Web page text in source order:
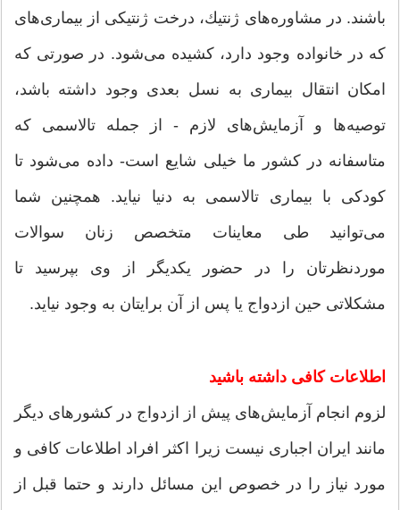
باشند. در مشاوره‌های ژنتیك، درخت ژنتیكی از بیماری‌های
كه در خانواده وجود دارد، كشیده می‌شود. در صورتی كه
امكان انتقال بیماری به نسل بعدی وجود داشته باشد،
توصیه‌ها و آزمایش‌های لازم - از جمله تالاسمی كه
متاسفانه در كشور ما خیلی شایع است- داده می‌شود تا
كودكی با بیماری تالاسمی به دنیا نیاید. همچنین شما
می‌توانید طی معاینات متخصص زنان سوالات
موردنظرتان را در حضور یكدیگر از وی بپرسید تا
مشكلاتی حین ازدواج یا پس از آن برایتان به وجود نیاید.
اطلاعات كافی داشته باشید
لزوم انجام آزمایش‌های پیش از ازدواج در كشورهای دیگر
مانند ایران اجباری نیست زیرا اكثر افراد اطلاعات كافی و
مورد نیاز را در خصوص این مسائل دارند و حتما قبل از